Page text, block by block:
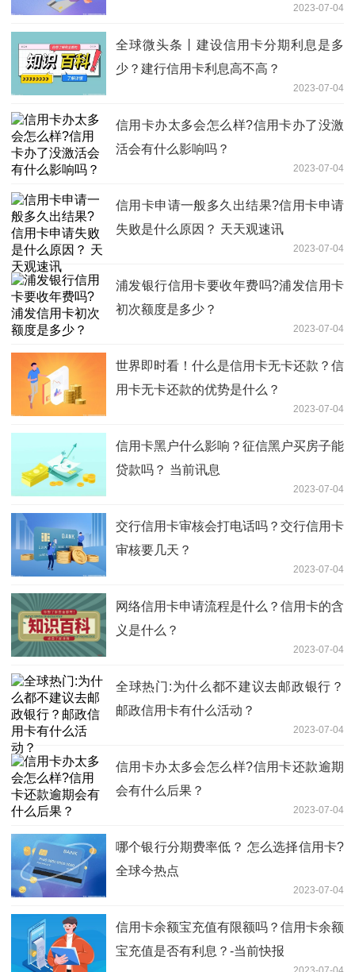
2023-07-04
全球微头条丨建设信用卡分期利息是多
少？建行信用卡利息高不高？
2023-07-04
信用卡办太多会怎么样?信用卡办了没激
活会有什么影响吗？
2023-07-04
信用卡申请一般多久出结果?信用卡申请
失败是什么原因？ 天天观速讯
2023-07-04
浦发银行信用卡要收年费吗?浦发信用卡
初次额度是多少？
2023-07-04
世界即时看！什么是信用卡无卡还款？信
用卡无卡还款的优势是什么？
2023-07-04
信用卡黑户什么影响？征信黑户买房子能
贷款吗？ 当前讯息
2023-07-04
交行信用卡审核会打电话吗？交行信用卡
审核要几天？
2023-07-04
网络信用卡申请流程是什么？信用卡的含
义是什么？
2023-07-04
全球热门:为什么都不建议去邮政银行？
邮政信用卡有什么活动？
2023-07-04
信用卡办太多会怎么样?信用卡还款逾期
会有什么后果？
2023-07-04
哪个银行分期费率低？ 怎么选择信用卡?
全球今热点
2023-07-04
信用卡余额宝充值有限额吗？信用卡余额
宝充值是否有利息？-当前快报